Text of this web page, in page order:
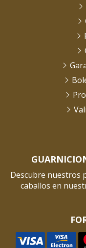
Descubre nuestros
caballos en